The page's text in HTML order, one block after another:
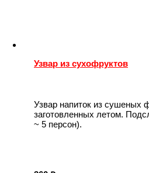
Узвар из сухофруктов
Узвар напиток из сушеных
заготовленных летом.
~ 5 персон).